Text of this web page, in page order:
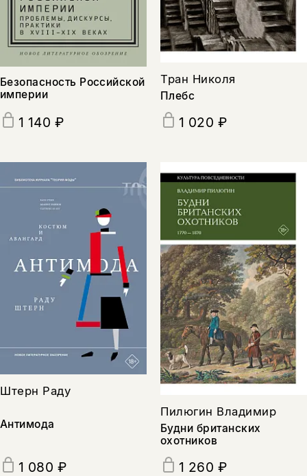
Безопасность Российской
империи
1 140 ₽
Тран Николя
Плебс
1 020 ₽
Штерн Раду
Антимода
1 080 ₽
Пилюгин Владимир
Будни британских
охотников
1 260 ₽
подписаться
подписаться
нет, вернуться назад